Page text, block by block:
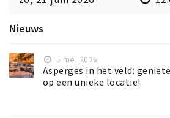
Nieuws
5 mei 2026
Asperges in het veld:
op een unieke locatie!